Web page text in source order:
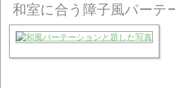
和室に合う障子風パーテ